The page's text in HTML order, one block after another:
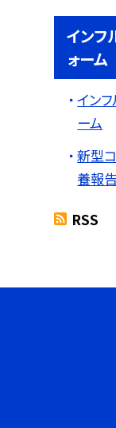
インフ
ォーム
イン
ーム
新型
養報
RSS